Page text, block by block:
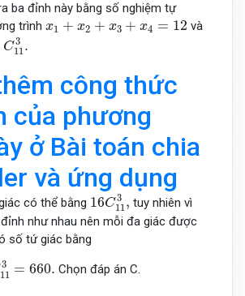
ba đỉnh này bằng số nghiệm tự
trình x1 + x2 + x3 + x4 = 12
x1 +x 2+ x3 +x 4= 12
và
C3
11.
−1=C113.
công thức
của phương
ở Bài toán chia
và ứng dụng
có thể bằng 16C3
11,
16C11 3,
tuy nhiên vì
như nhau nên mỗi đa giác được
số tứ giác bằng
3
11 = 660.
113=660.
Chọn đáp án C.